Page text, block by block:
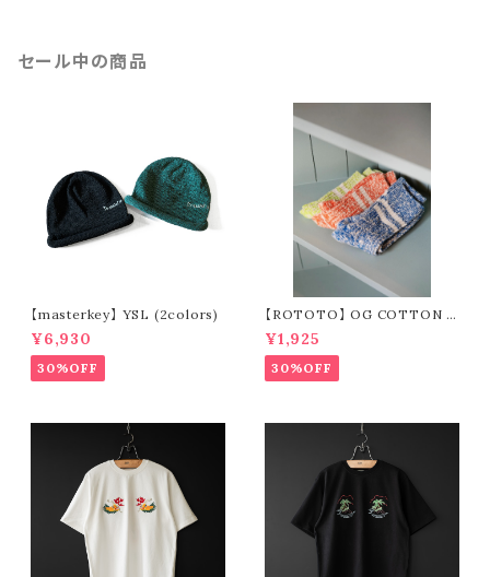
セール中の商品
【masterkey】 YSL (2colors)
¥6,930
30%OFF
【ROTOTO】 OG COTTON S
¥1,925
30%OFF